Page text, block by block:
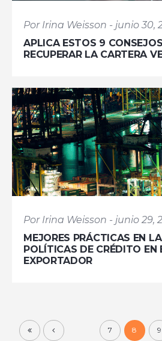
Por Irina Weisson - junio 30,
APLICA ESTOS 9
RECUPERAR LA CARTERA
Por Irina Weisson - junio 29,
MEJORES PRÁCTICAS EN
POLÍTICAS DE CRÉDITO EN
EXPORTADOR
7 8 9